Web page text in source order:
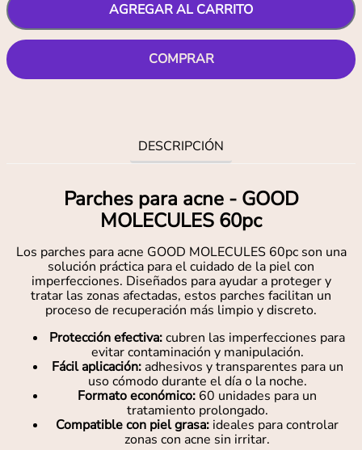
AGREGAR AL CARRITO
COMPRAR
DESCRIPCIÓN
Parches para acne - GOOD
MOLECULES 60pc
Los parches para acne GOOD MOLECULES 60pc son una
solución práctica para el cuidado de la piel con
imperfecciones. Diseñados para ayudar a proteger y
tratar las zonas afectadas, estos parches facilitan un
proceso de recuperación más limpio y discreto.
Protección efectiva:cubren las imperfecciones para
evitar contaminación y manipulación.
Fácil aplicación:adhesivos y transparentes para un
uso cómodo durante el día o la noche.
Formato económico: 60 unidades para un
tratamiento prolongado.
Compatible con piel grasa: ideales para controlar
zonas con acne sin irritar.